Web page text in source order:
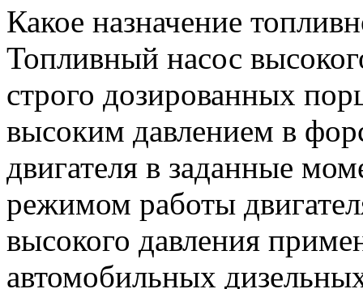
Какое назначение
Топливный насос
строго дозированных
высоким давлением в
двигателя в заданные
режимом работы
высокого давления
автомобильных